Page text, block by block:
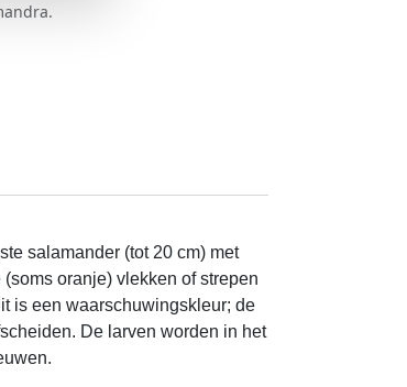
salamander (tot 20 cm) met
oranje) vlekken of strepen
is een waarschuwingskleur; de
De larven worden in het